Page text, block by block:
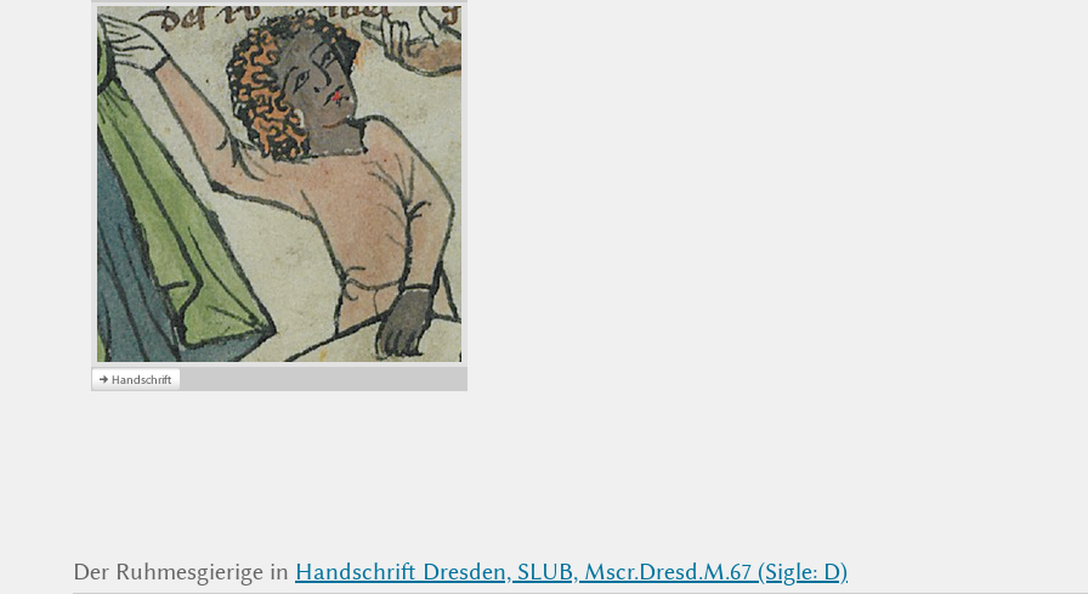
Der Ruhmesgierige in Handschrift Dresden, SLUB, Mscr.Dresd.M.67 (Sigle: D)